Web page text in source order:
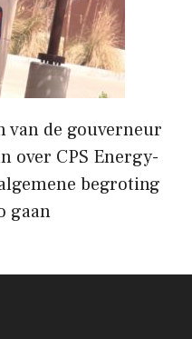
van de gouverneur
over CPS Energy-
begroting
gaan